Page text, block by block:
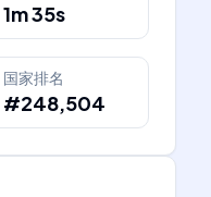
1m 35s
国家排名
#248,504